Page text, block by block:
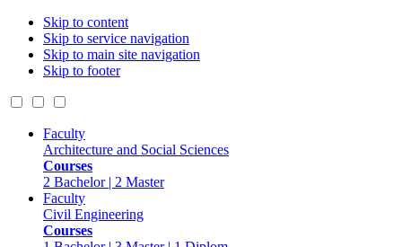
Skip to content
Skip to service navigation
Skip to main site navigation
Skip to footer
Faculty
Architecture and Social Sciences
Courses
2 Bachelor | 2 Master
Faculty
Civil Engineering
Courses